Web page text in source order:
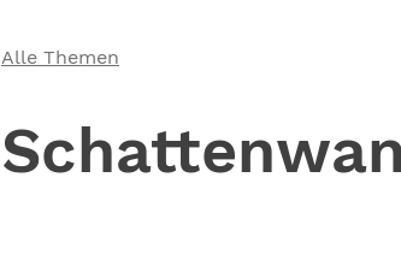
Alle Themen